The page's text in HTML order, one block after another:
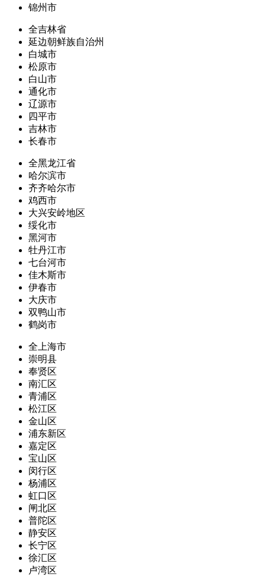
锦州市
全吉林省
延边朝鲜族自治州
白城市
松原市
白山市
通化市
辽源市
四平市
吉林市
长春市
全黑龙江省
哈尔滨市
齐齐哈尔市
鸡西市
大兴安岭地区
绥化市
黑河市
牡丹江市
七台河市
佳木斯市
伊春市
大庆市
双鸭山市
鹤岗市
全上海市
崇明县
奉贤区
南汇区
青浦区
松江区
金山区
浦东新区
嘉定区
宝山区
闵行区
杨浦区
虹口区
闸北区
普陀区
静安区
长宁区
徐汇区
卢湾区